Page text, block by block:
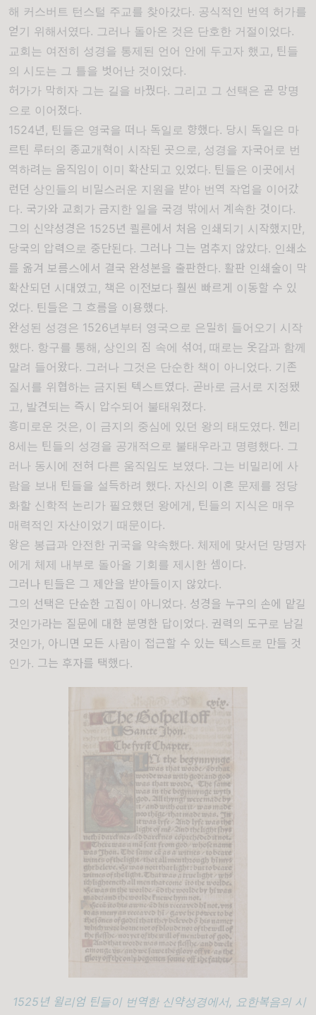
해 커스버트 턴스털 주교를 찾아갔다. 공식적인 번역 허가를
얻기 위해서였다. 그러나 돌아온 것은 단호한 거절이었다.
교회는 여전히 성경을 통제된 언어 안에 두고자 했고, 틴들
의 시도는 그 틀을 벗어난 것이었다.
허가가 막히자 그는 길을 바꿨다. 그리고 그 선택은 곧 망명
으로 이어졌다.
1524년, 틴들은 영국을 떠나 독일로 향했다. 당시 독일은 마
르틴 루터의 종교개혁이 시작된 곳으로, 성경을 자국어로 번
역하려는 움직임이 이미 확산되고 있었다. 틴들은 이곳에서
런던 상인들의 비밀스러운 지원을 받아 번역 작업을 이어갔
다. 국가와 교회가 금지한 일을 국경 밖에서 계속한 것이다.
그의 신약성경은 1525년 쾰른에서 처음 인쇄되기 시작했지만,
당국의 압력으로 중단된다. 그러나 그는 멈추지 않았다. 인쇄소
를 옮겨 보름스에서 결국 완성본을 출판한다. 활판 인쇄술이 막
확산되던 시대였고, 책은 이전보다 훨씬 빠르게 이동할 수 있
었다. 틴들은 그 흐름을 이용했다.
완성된 성경은 1526년부터 영국으로 은밀히 들어오기 시작
했다. 항구를 통해, 상인의 짐 속에 섞여, 때로는 옷감과 함께
말려 들어왔다. 그러나 그것은 단순한 책이 아니었다. 기존
질서를 위협하는 금지된 텍스트였다. 곧바로 금서로 지정됐
고, 발견되는 즉시 압수되어 불태워졌다.
흥미로운 것은, 이 금지의 중심에 있던 왕의 태도였다. 헨리
8세는 틴들의 성경을 공개적으로 불태우라고 명령했다. 그
러나 동시에 전혀 다른 움직임도 보였다. 그는 비밀리에 사
람을 보내 틴들을 설득하려 했다. 자신의 이혼 문제를 정당
화할 신학적 논리가 필요했던 왕에게, 틴들의 지식은 매우
매력적인 자산이었기 때문이다.
왕은 봉급과 안전한 귀국을 약속했다. 체제에 맞서던 망명자
에게 체제 내부로 돌아올 기회를 제시한 셈이다.
그러나 틴들은 그 제안을 받아들이지 않았다.
그의 선택은 단순한 고집이 아니었다. 성경을 누구의 손에 맡길
것인가라는 질문에 대한 분명한 답이었다. 권력의 도구로 남길
것인가, 아니면 모든 사람이 접근할 수 있는 텍스트로 만들 것
인가. 그는 후자를 택했다.
1525년 윌리엄 틴들이 번역한 신약성경에서, 요한복음의 시